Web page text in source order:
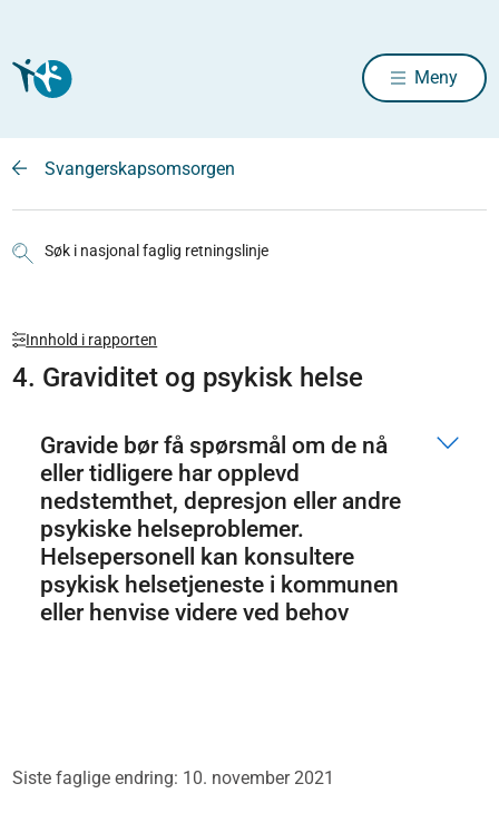
Meny
Svangerskapsomsorgen
Søk i nasjonal faglig retningslinje
Innhold i rapporten
4. Graviditet og psykisk helse
Gravide bør få spørsmål om de nå
eller tidligere har opplevd
nedstemthet, depresjon eller andre
psykiske helseproblemer.
Helsepersonell kan konsultere
psykisk helsetjeneste i kommunen
eller henvise videre ved behov
Siste faglige endring: 10. november 2021